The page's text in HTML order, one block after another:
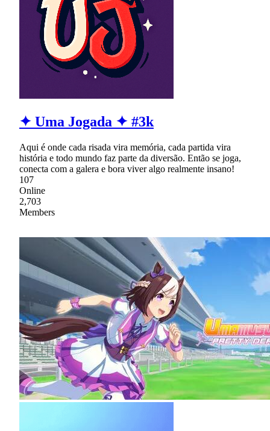
✦ Uma Jogada ✦ #3k
Aqui é onde cada risada vira memória, cada partida vira
história e todo mundo faz parte da diversão. Então se joga,
conecta com a galera e bora viver algo realmente insano!
107
Online
2,703
Members